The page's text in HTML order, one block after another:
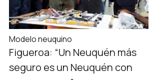
Modelo neuquino
Figueroa: “Un Neuquén más
seguro es un Neuquén con